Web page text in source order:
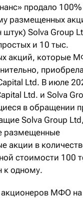
продало 100%
размещенных
Solva Group
и 10 тыс.
акций, которые
Ltd. В июле
Ltd. и Solva
в обращении
Solva Group
размещенные
акции в
стоимости 100
к одному.
акционеров МФО